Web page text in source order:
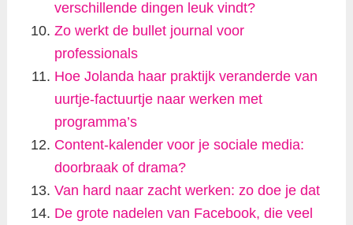
verschillende dingen leuk vindt?
Zo werkt de bullet journal voor
professionals
Hoe Jolanda haar praktijk veranderde van
uurtje-factuurtje naar werken met
programma’s
Content-kalender voor je sociale media:
doorbraak of drama?
Van hard naar zacht werken: zo doe je dat
De grote nadelen van Facebook, die veel